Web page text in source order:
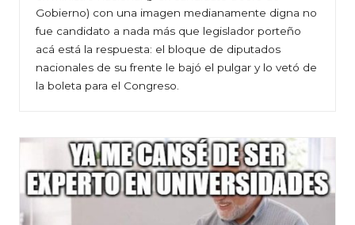
Gobierno) con una imagen medianamente digna no
fue candidato a nada más que legislador porteño
acá está la respuesta: el bloque de diputados
nacionales de su frente le bajó el pulgar y lo vetó de
la boleta para el Congreso.